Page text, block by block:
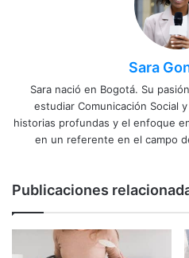
Sara
Sara nació en Bogotá. Su
estudiar Comunicación Social
historias profundas y el enfoque
en un referente en el campo
Publicaciones